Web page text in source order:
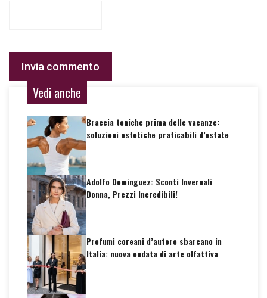
Vedi anche
Braccia toniche prima delle vacanze:
soluzioni estetiche praticabili d’estate
Adolfo Dominguez: Sconti Invernali
Donna, Prezzi Incredibili!
Profumi coreani d’autore sbarcano in
Italia: nuova ondata di arte olfattiva